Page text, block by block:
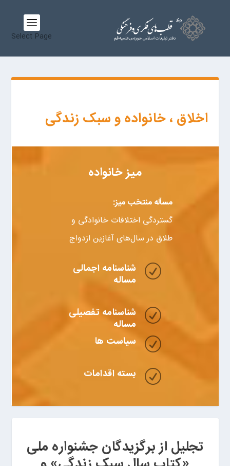
Select Page
اخلاق ، خانواده و سبک زندگی
میز خانواده
مسأله منتخب میز:
گستردگی اختلافات خانوادگی و
طلاق در سال‌های آغازین ازدواج
R شناسنامه اجمالی
مساله
R شناسنامه تفصیلی
مساله
R سیاست ها
R بسته اقدامات
تجلیل از برگزیدگان جشنواره ملی